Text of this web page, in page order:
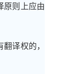
原则上应由
译权的，